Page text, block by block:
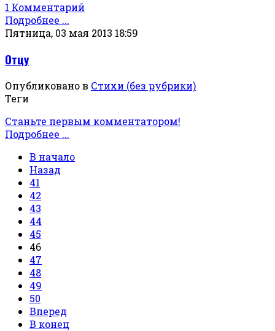
1 Комментарий
Подробнее ...
Пятница, 03 мая 2013 18:59
Отцу
Опубликовано в Стихи (без рубрики)
Теги
Станьте первым комментатором!
Подробнее ...
В начало
Назад
41
42
43
44
45
46
47
48
49
50
Вперед
В конец